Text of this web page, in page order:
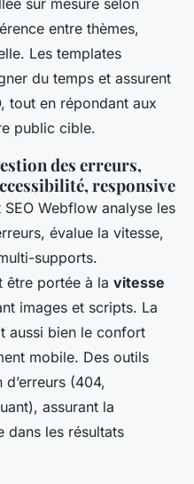
sur mesure selon
entre thèmes,
Les templates
du temps et assurent
tout en répondant aux
public cible.
des erreurs,
responsive
SEO Webflow analyse les
évalue la vitesse,
supports.
être portée à la vitesse
images et scripts. La
aussi bien le confort
mobile. Des outils
(404,
assurant la
dans les résultats